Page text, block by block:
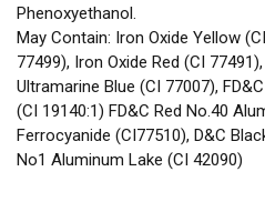
Phenoxyethanol.
May Contain: Iron Oxide Yellow
77499), Iron Oxide Red (CI
Ultramarine Blue (CI 77007),
(CI 19140:1) FD&C Red No.40
Ferrocyanide (CI77510), D&C
No1 Aluminum Lake (CI 42090)